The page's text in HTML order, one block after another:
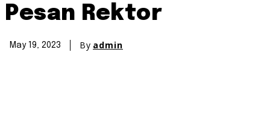
Pesan Rektor
May 19, 2023 By admin